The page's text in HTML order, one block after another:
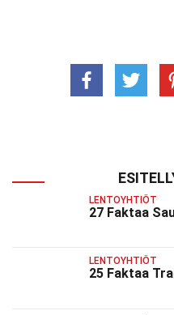
LENTOYHTIÖT
27 Faktaa
LENTOYHTIÖT
25 Faktaa